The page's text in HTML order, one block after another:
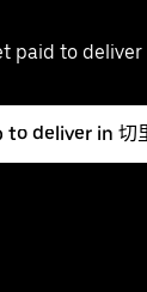
paid to
to deliver in 切